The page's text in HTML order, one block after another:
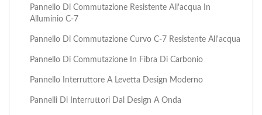
Pannello Di Commutazione Resistente All'acqua In
Alluminio C-7
Pannello Di Commutazione Curvo C-7 Resistente All'acqua
Pannello Di Commutazione In Fibra Di Carbonio
Pannello Interruttore A Levetta Design Moderno
Pannelli Di Interruttori Dal Design A Onda